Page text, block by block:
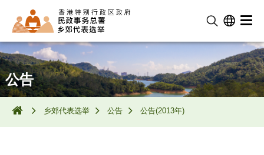
公告
乡郊代表选举 公告 公告(2013年)